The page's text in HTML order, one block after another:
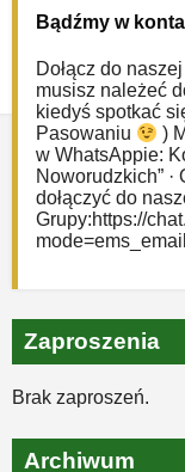
Bądźmy w
Dołącz do
musisz należeć
kiedyś spotkać
Pasowaniu
)
w WhatsAppie:
Noworudzkich”
dołączyć do
Grupy:https://
Zaproszenia
Brak zaproszeń.
Archiwum